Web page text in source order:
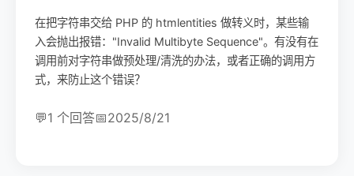
在把字符串交给 PHP 的 htmlentities 做转义时，某些输
入会抛出报错："Invalid Multibyte Sequence"。有没有在
调用前对字符串做预处理/清洗的办法，或者正确的调用方
式，来防止这个错误？
💬1 个回答📅2025/8/21